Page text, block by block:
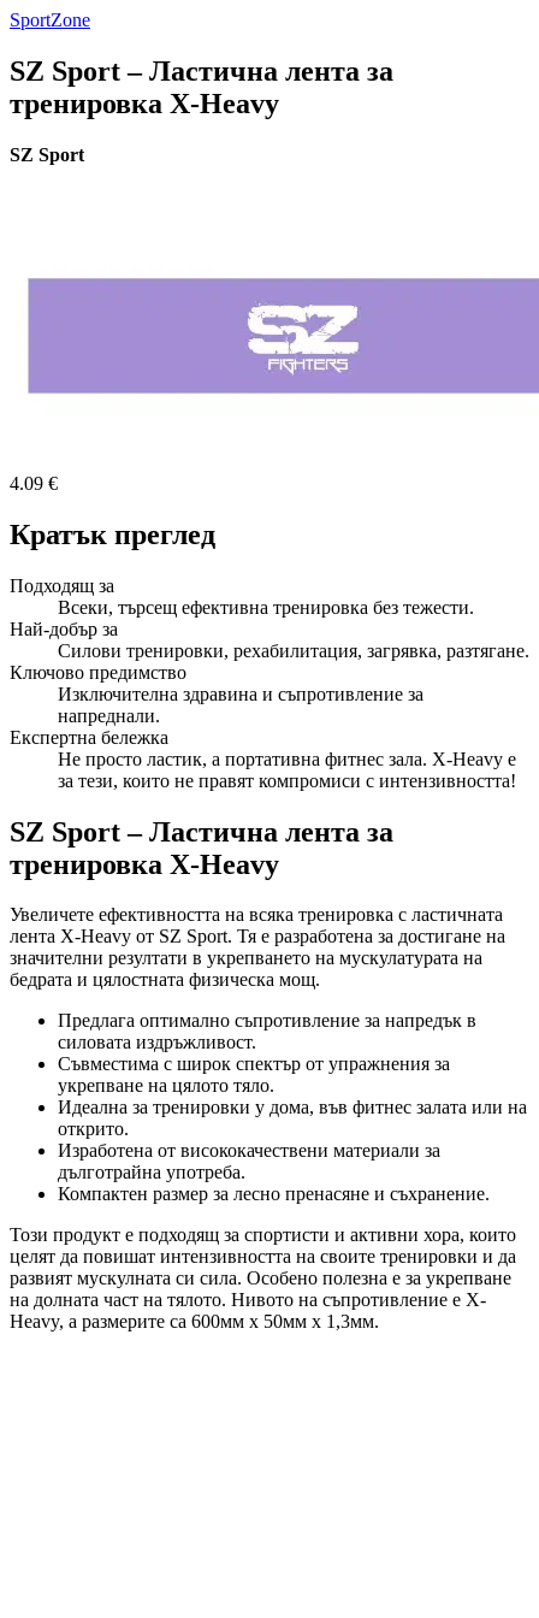
SportZone
SZ Sport – Ластична лента за
тренировка X-Heavy
SZ Sport
4.09 €
Кратък преглед
Подходящ за
Всеки, търсещ ефективна тренировка без тежести.
Най-добър за
Силови тренировки, рехабилитация, загрявка, разтягане.
Ключово предимство
Изключителна здравина и съпротивление за
напреднали.
Експертна бележка
Не просто ластик, а портативна фитнес зала. X-Heavy е
за тези, които не правят компромиси с интензивността!
SZ Sport – Ластична лента за
тренировка X-Heavy
Увеличете ефективността на всяка тренировка с ластичната
лента X-Heavy от SZ Sport. Тя е разработена за достигане на
значителни резултати в укрепването на мускулатурата на
бедрата и цялостната физическа мощ.
Предлага оптимално съпротивление за напредък в
силовата издръжливост.
Съвместима с широк спектър от упражнения за
укрепване на цялото тяло.
Идеална за тренировки у дома, във фитнес залата или на
открито.
Изработена от висококачествени материали за
дълготрайна употреба.
Компактен размер за лесно пренасяне и съхранение.
Този продукт е подходящ за спортисти и активни хора, които
целят да повишат интензивността на своите тренировки и да
развият мускулната си сила. Особено полезна е за укрепване
на долната част на тялото. Нивото на съпротивление е X-
Heavy, а размерите са 600мм х 50мм х 1,3мм.